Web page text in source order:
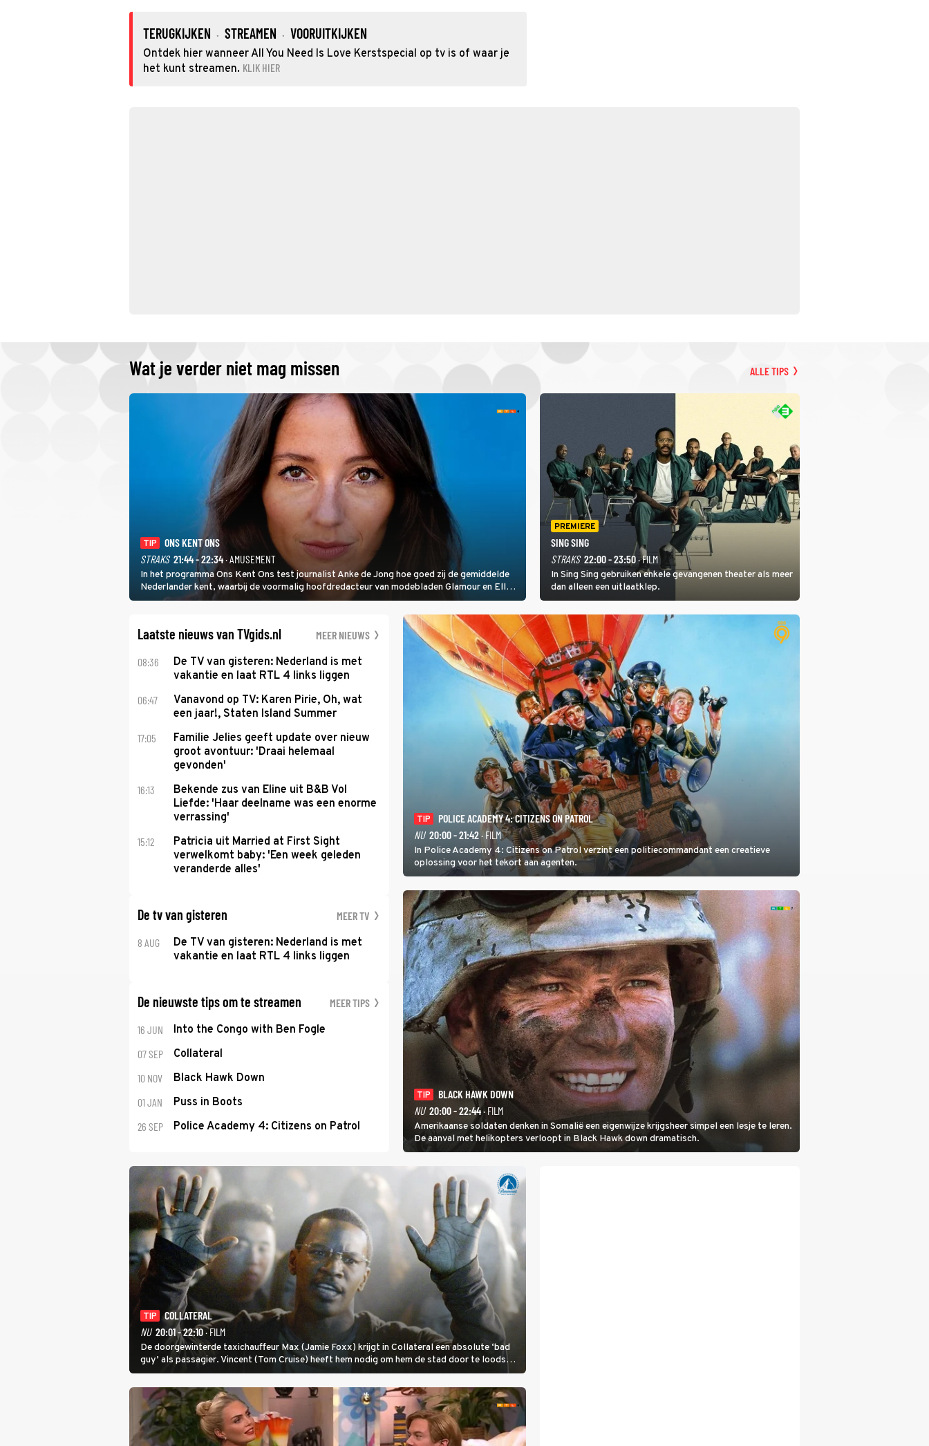
TERUGKIJKEN · STREAMEN · VOORUITKIJKEN
Ontdek hier wanneer All You Need Is Love Kerstspecial op tv is of waar je
het kunt streamen. KLIK HIER
Wat je verder niet mag missen ALLE TIPS
TIP
ONS KENT ONS
STRAKS 21:44 - 22:34· AMUSEMENT
In het programma Ons Kent Ons test journalist Anke de Jong hoe goed zij de gemiddelde
Nederlander kent, waarbij de voormalig hoofdredacteur van modebladen Glamour en Elle
het samen met rapper Keizer opneemt tegen Edson da Graça en Marc-Marie Huijbregts.
PREMIERE
SING SING
STRAKS 22:00 - 23:50· FILM
In Sing Sing gebruiken enkele gevangenen theater als meer
dan alleen een uitlaatklep.
Laatste nieuws van TVgids.nl MEER NIEUWS
08:36
De TV van gisteren: Nederland is met
vakantie en laat RTL 4 links liggen
06:47
Vanavond op TV: Karen Pirie, Oh, wat
een jaar!, Staten Island Summer
17:05
Familie Jelies geeft update over nieuw
groot avontuur: 'Draai helemaal
gevonden'
16:13
Bekende zus van Eline uit B&B Vol
Liefde: 'Haar deelname was een enorme
verrassing'
15:12
Patricia uit Married at First Sight
verwelkomt baby: 'Een week geleden
veranderde alles'
De tv van gisteren MEER TV
8 AUG
De TV van gisteren: Nederland is met
vakantie en laat RTL 4 links liggen
De nieuwste tips om te streamen MEER TIPS
16 JUN Into the Congo with Ben Fogle
07 SEP Collateral
10 NOV Black Hawk Down
01 JAN Puss in Boots
26 SEP Police Academy 4: Citizens on Patrol
TIP
POLICE ACADEMY 4: CITIZENS ON PATROL
NU 20:00 - 21:42· FILM
In Police Academy 4: Citizens on Patrol verzint een politiecommandant een creatieve
oplossing voor het tekort aan agenten.
TIP
BLACK HAWK DOWN
NU 20:00 - 22:44· FILM
Amerikaanse soldaten denken in Somalië een eigenwijze krijgsheer simpel een lesje te leren.
De aanval met helikopters verloopt in Black Hawk down dramatisch.
TIP
COLLATERAL
NU 20:01 - 22:10· FILM
De doorgewinterde taxichauffeur Max (Jamie Foxx) krijgt in Collateral een absolute ‘bad
guy’ als passagier. Vincent (Tom Cruise) heeft hem nodig om hem de stad door te loodsen
om een wel heel lugubere reden.